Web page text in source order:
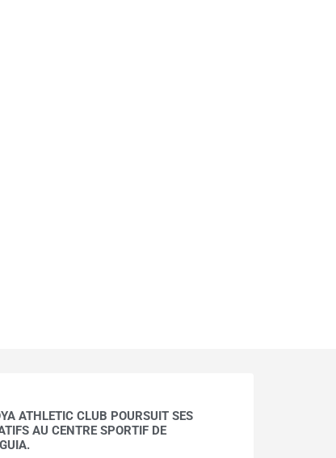
ATHLETIC CLUB POURSUIT SES
AU CENTRE SPORTIF DE